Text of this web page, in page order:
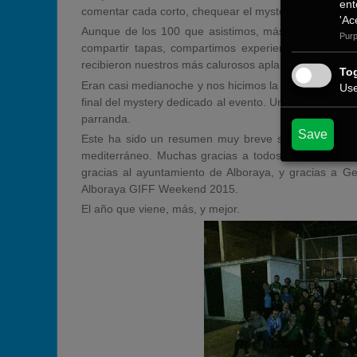
comentar cada corto, chequear el mystery de
Aunque de los 100 que asistimos, más de la mitad
compartir tapas, compartimos experiencias,
recibieron nuestros más calurosos aplausos y
Eran casi medianoche y nos hicimos la foto grupal
final del mystery dedicado al evento. Un sector se
parranda.
Este ha sido un resumen muy breve sobre el que
mediterráneo. Muchas gracias a todos los
gracias al ayuntamiento de Alboraya, y gracias a
Alboraya GIFF Weekend 2015.
El año que viene, más, y mejor.
Save